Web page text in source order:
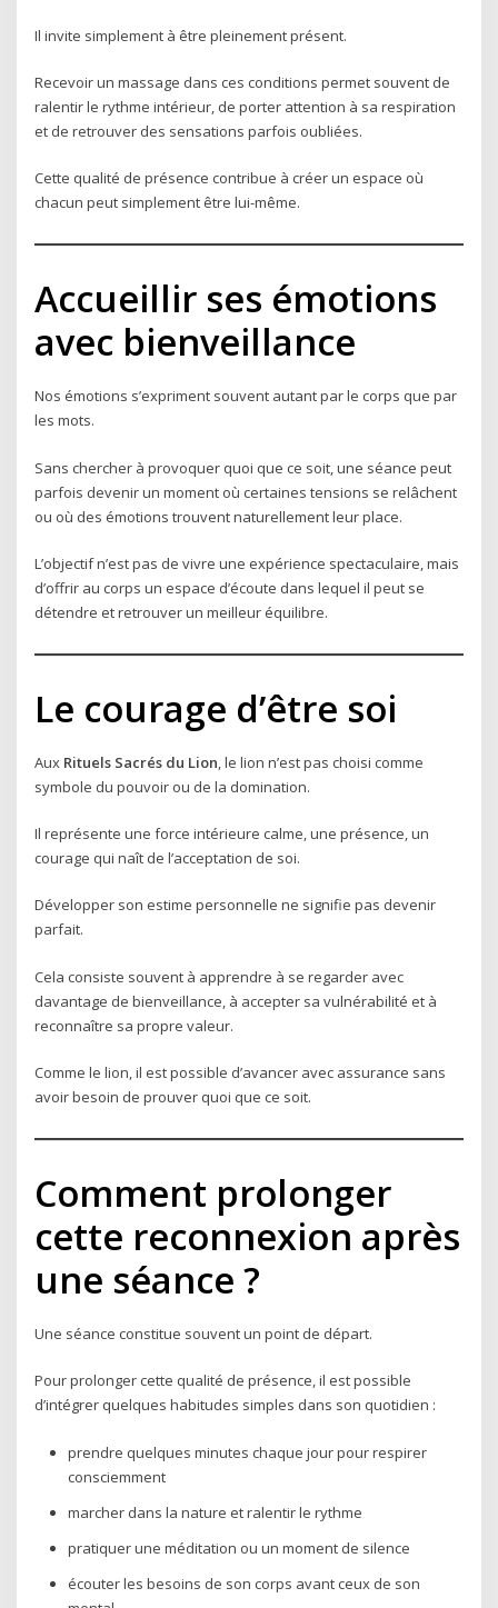
Il invite simplement à être pleinement présent.
Recevoir un massage dans ces conditions permet souvent de
ralentir le rythme intérieur, de porter attention à sa respiration
et de retrouver des sensations parfois oubliées.
Cette qualité de présence contribue à créer un espace où
chacun peut simplement être lui-même.
Accueillir ses émotions
avec bienveillance
Nos émotions s’expriment souvent autant par le corps que par
les mots.
Sans chercher à provoquer quoi que ce soit, une séance peut
parfois devenir un moment où certaines tensions se relâchent
ou où des émotions trouvent naturellement leur place.
L’objectif n’est pas de vivre une expérience spectaculaire, mais
d’offrir au corps un espace d’écoute dans lequel il peut se
détendre et retrouver un meilleur équilibre.
Le courage d’être soi
Aux Rituels Sacrés du Lion, le lion n’est pas choisi comme
symbole du pouvoir ou de la domination.
Il représente une force intérieure calme, une présence, un
courage qui naît de l’acceptation de soi.
Développer son estime personnelle ne signifie pas devenir
parfait.
Cela consiste souvent à apprendre à se regarder avec
davantage de bienveillance, à accepter sa vulnérabilité et à
reconnaître sa propre valeur.
Comme le lion, il est possible d’avancer avec assurance sans
avoir besoin de prouver quoi que ce soit.
Comment prolonger
cette reconnexion après
une séance ?
Une séance constitue souvent un point de départ.
Pour prolonger cette qualité de présence, il est possible
d’intégrer quelques habitudes simples dans son quotidien :
prendre quelques minutes chaque jour pour respirer
consciemment
marcher dans la nature et ralentir le rythme
pratiquer une méditation ou un moment de silence
écouter les besoins de son corps avant ceux de son